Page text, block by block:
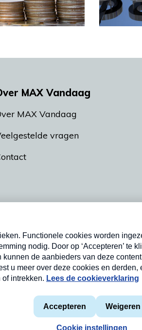
MAX Vandaag
MAX Vandaag
vragen
Privacyverklaring
Cookieverklaring